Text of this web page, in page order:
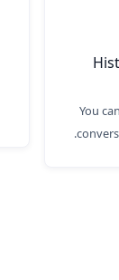
You